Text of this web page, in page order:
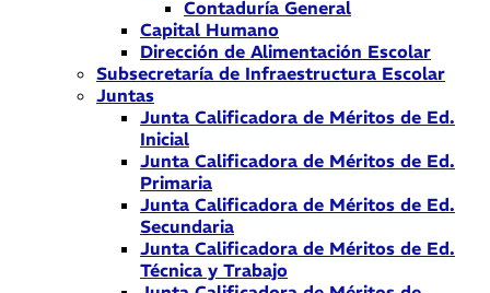
Contaduría General
Capital Humano
Dirección de Alimentación Escolar
Subsecretaría de Infraestructura Escolar
Juntas
Junta Calificadora de Méritos de Ed.
Inicial
Junta Calificadora de Méritos de Ed.
Primaria
Junta Calificadora de Méritos de Ed.
Secundaria
Junta Calificadora de Méritos de Ed.
Técnica y Trabajo